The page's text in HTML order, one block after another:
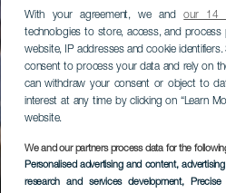
With your agreement, we andour 14
technologies to store, access, and process
website, IP addresses and cookie
consent to process your data and rely on
can withdraw your consent or object to
interest at any time by clicking on “Learn
website.
We and our partners process data for the
Personalised advertising and content,
research and services development, Precise